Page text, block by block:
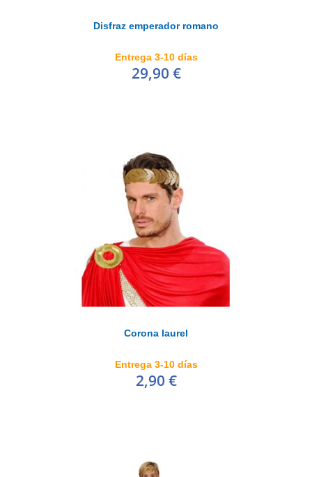
Disfraz emperador romano
Entrega 3-10 días
29,90 €
Corona laurel
Entrega 3-10 días
2,90 €